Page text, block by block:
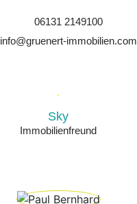
06131 2149100
info@gruenert-immobilien.com
Sky
Immobilienfreund